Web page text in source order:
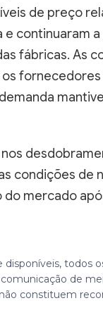
de preço
continuaram
fábricas. As
condições de
mercado
todos
de
constituem